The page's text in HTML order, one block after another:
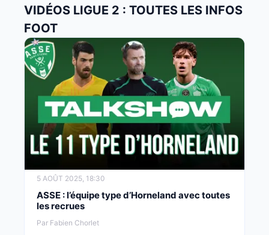
VIDÉOS LIGUE 2 : TOUTES LES INFOS
FOOT
5 AOÛT 2025, 18:30
ASSE : l’équipe type d’Horneland avec toutes
les recrues
Par Fabien Chorlet